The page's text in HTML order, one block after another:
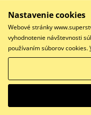
Do
Kryty
Swingarm
Nastavenie cookies
Webové stránky
vyhodnotenie návštevnosti
používaním súborov cookies.